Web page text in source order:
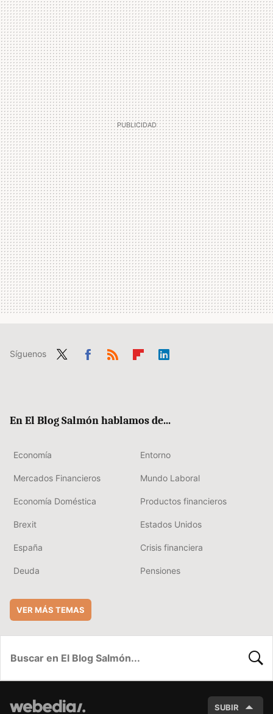
Síguenos
En El Blog Salmón hablamos de...
Economía Entorno
Mercados Financieros Mundo Laboral
Economía Doméstica Productos financieros
Brexit Estados Unidos
España Crisis financiera
Deuda Pensiones
VER MÁS TEMAS
SUBIR